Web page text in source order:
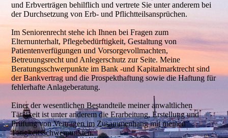
und Erbverträgen behilflich und vertrete Sie unter anderem bei
der Durchsetzung von Erb- und Pflichtteilsansprüchen.
Im Seniorenrecht stehe ich Ihnen bei Fragen zum
Elternunterhalt, Pflegebedürftigkeit, Gestaltung von
Patientenverfügungen und Vorsorgevollmachten,
Betreuungsrecht und Anlegerschutz zur Seite. Meine
Beratungsschwerpunkte im Bank -und Kapitalmarktrecht sind
der Bankvertrag und die Prospekthaftung sowie die Haftung für
fehlerhafte Anlageberatung.
Einer der wesentlichen Bestandteile meiner anwaltlichen
Tätigkeit ist unter anderem die Erarbeitung, Erstellung und
Prüfung von Verträgen im Zusammenhang mit meinen
Tätigkeitsschwerpunkten.